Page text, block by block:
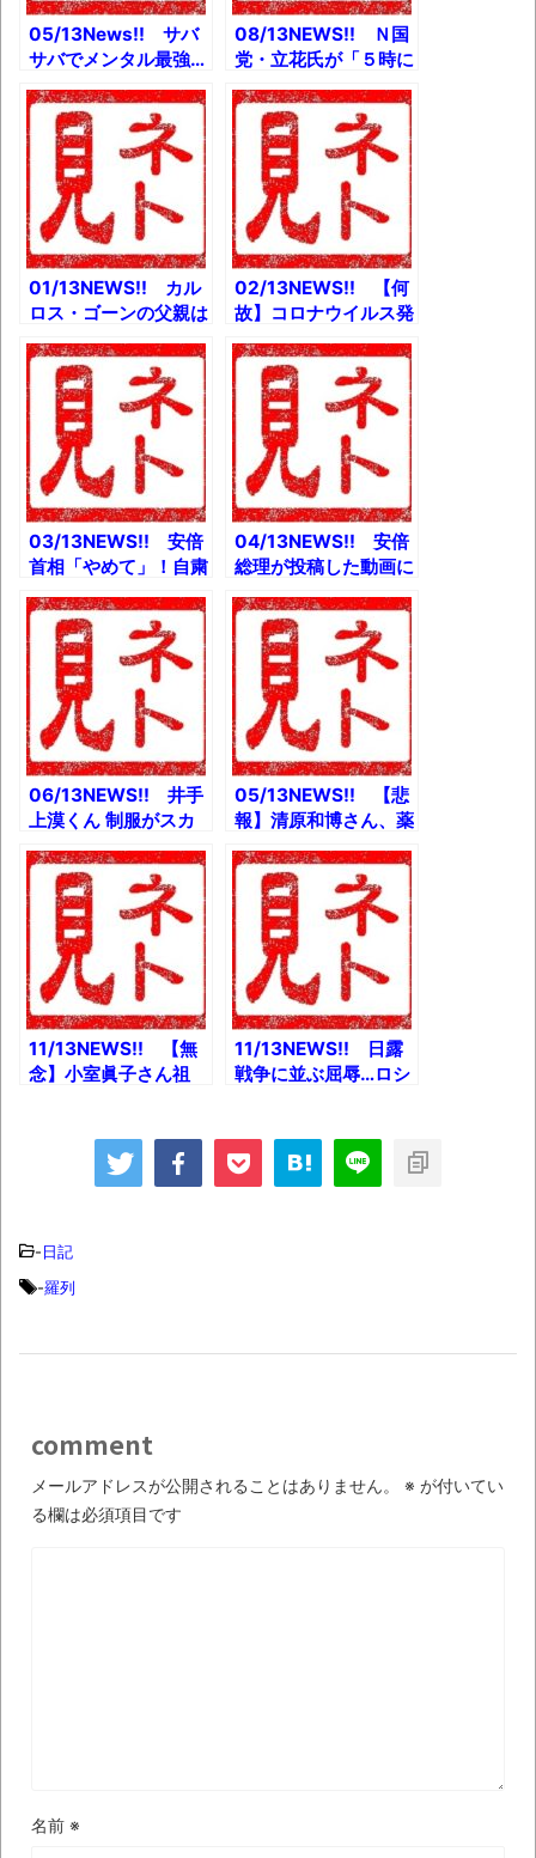
05/13News!! サバ
サバでメンタル最強…
橋本環奈の知られざる
素顔とか 元警察官が
語る交通違反取り締ま
り時の言い訳・言い逃
れベスト5とか
08/13NEWS!! Ｎ国
党・立花氏が「５時に
夢中！」のマツコへ突
撃とか 【C97】冬
コミのジャンルコード
一覧とか 京アニ犠牲
者実名公表の決定権は
事実上警察にとか
01/13NEWS!! カル
ロス・ゴーンの父親は
死刑判決を受けていた
とか 【悲報】飯塚幸
三さまフライデーされ
る SMAPに12人時
代があった！？とか
02/13NEWS!! 【何
故】コロナウイルス発
生源の武漢で温度が急
上昇中とか 【緊急速
報】電通ヤバい事態に
ｗとか インフルエン
ザによる死亡数の推移
とか
03/13NEWS!! 安倍
首相「やめて」！自粛
要請の陰で夫人が旅行
計画とか ガンダムと
シャアザクを乗せた宇
宙船打ち上げ成功とか
04/13NEWS!! 安倍
総理が投稿した動画に
対して、星野源さんが
政治的な関与を否定と
か 担当者も驚き、志
村けん「徹子の部屋」
出演経験なしとか
06/13NEWS!! 井手
上漠くん 制服がスカ
ートになるとか 【朗
報】ダライ・ラマ14
世、85歳の誕生日に
デビューアルバムを発
表とか 農水省が九州
を全力PRした動画が
話題ｗとか
05/13NEWS!! 【悲
報】清原和博さん、薬
物病院入りとか 巨大
ニシキヘビ14日に捜
索打ち切りへとか オ
リンピック開催派完全
論破ガイドとか
11/13NEWS!! 【無
念】小室眞子さん祖
にも「LGBTQ」
「SDGs」の波とか
11/13NEWS!! 日露
戦争に並ぶ屈辱…ロシ
がウクライナ入りか？
廃墟に作品とか 遂に
-日記
-羅列
comment
メールアドレスが公開されることはありません。 ※ が付いてい
る欄は必須項目です
名前 ※